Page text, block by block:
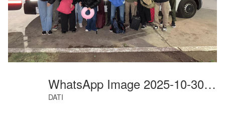
WhatsApp Image 2025-10-30 At 09.50.34
DATI